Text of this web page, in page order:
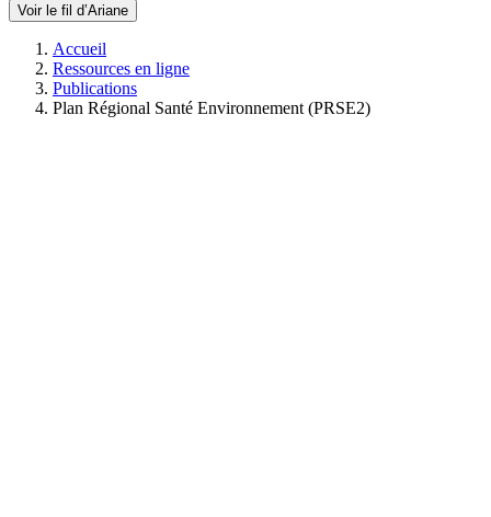
Voir le fil d’Ariane
Accueil
Ressources en ligne
Publications
Plan Régional Santé Environnement (PRSE2)